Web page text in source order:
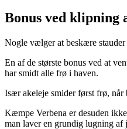
Bonus ved klipning
Nogle vælger at beskære
En af de største bonus ved at
har smidt alle frø i haven.
Især akeleje smider først frø, når
Kæmpe Verbena er desuden
man laver en grundig lugning af